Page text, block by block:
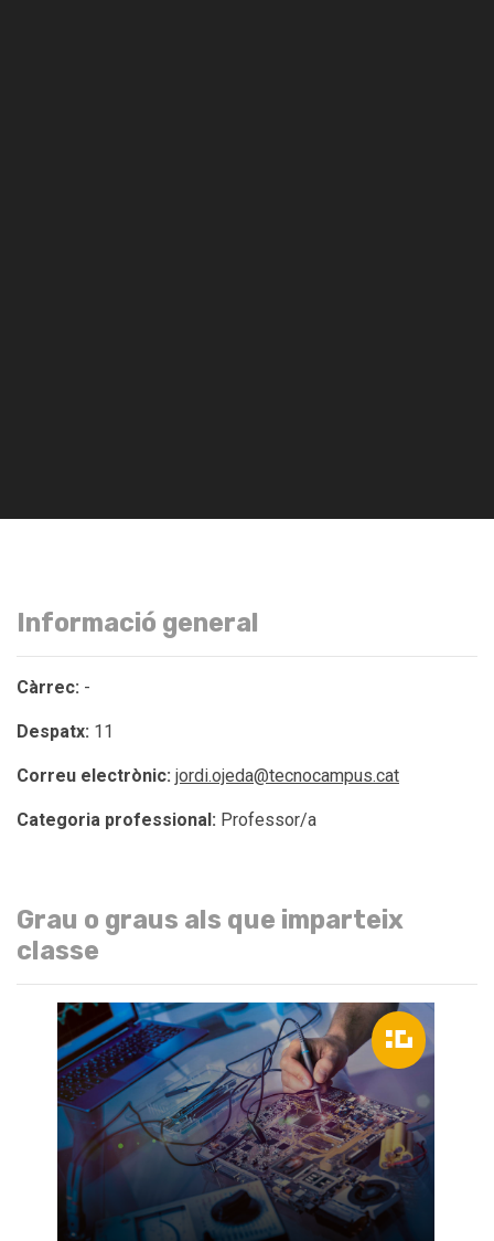
Informació general
Càrrec: -
Despatx: 11
Correu electrònic: jordi.ojeda@tecnocampus.cat
Categoria professional: Professor/a
Grau o graus als que imparteix
classe